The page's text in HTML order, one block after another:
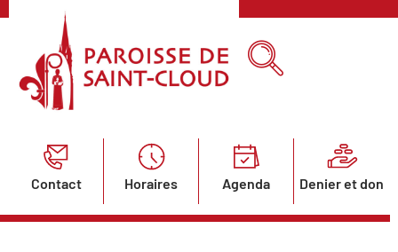
Contact Horaires Agenda Denier et don